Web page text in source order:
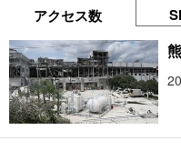
アクセス数